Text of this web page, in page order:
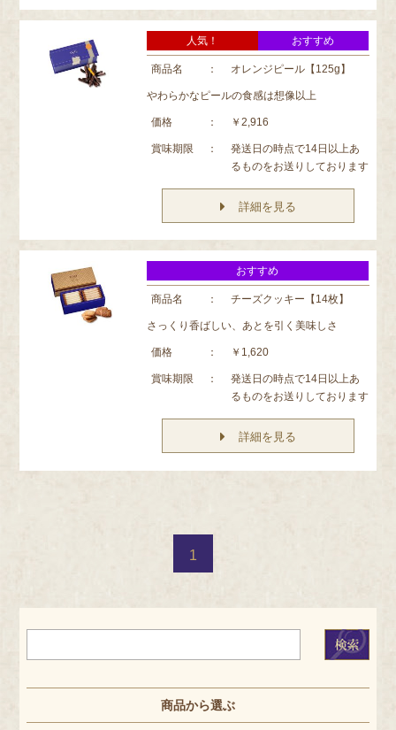
人気！ おすすめ
商品名 ： オレンジピール【125g】
やわらかなピールの食感は想像以上
価格 ： ￥2,916
賞味期限 ：
発送日の時点で14日以上あ
るものをお送りしております
詳細を見る
おすすめ
商品名 ： チーズクッキー【14枚】
さっくり香ばしい、あとを引く美味しさ
価格 ： ￥1,620
賞味期限 ：
発送日の時点で14日以上あ
るものをお送りしております
詳細を見る
1
商品から選ぶ